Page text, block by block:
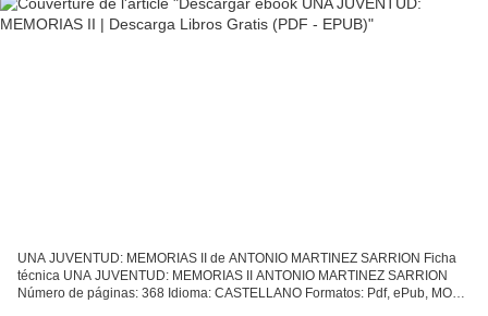
UNA JUVENTUD: MEMORIAS II de ANTONIO MARTINEZ SARRION Ficha
técnica UNA JUVENTUD: MEMORIAS II ANTONIO MARTINEZ SARRION
Número de páginas: 368 Idioma: CASTELLANO Formatos: Pdf, ePub, MOBI,